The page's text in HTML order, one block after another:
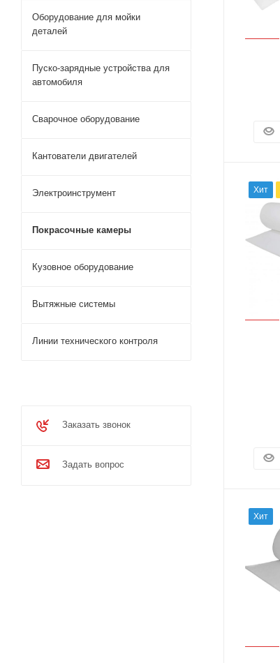
Хит
Хит
Оборудование для мойки
деталей
Пуско-зарядные устройства для
автомобиля
Сварочное оборудование
Кантователи двигателей
Электроинструмент
Покрасочные камеры
Кузовное оборудование
Вытяжные системы
Линии технического контроля
Заказать звонок
Задать вопрос